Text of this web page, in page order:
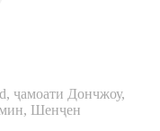
ҷамоати Дончжоу,
Шенҷен